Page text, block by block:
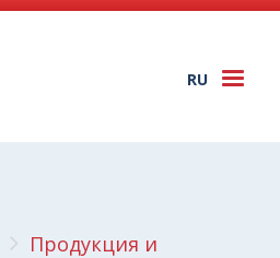
RU
Продукция и